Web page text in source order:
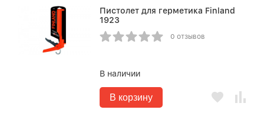
Пистолет для герметика Finland
1923
0 отзывов
В наличии
В корзину